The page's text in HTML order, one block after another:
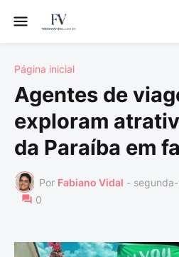
Página inicial
Agentes de
exploram
da Paraíba em
Por Fabiano Vidal -
0